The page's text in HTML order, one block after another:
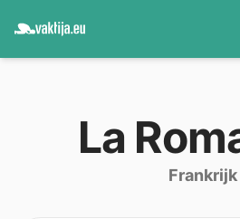
La
Frankrijk